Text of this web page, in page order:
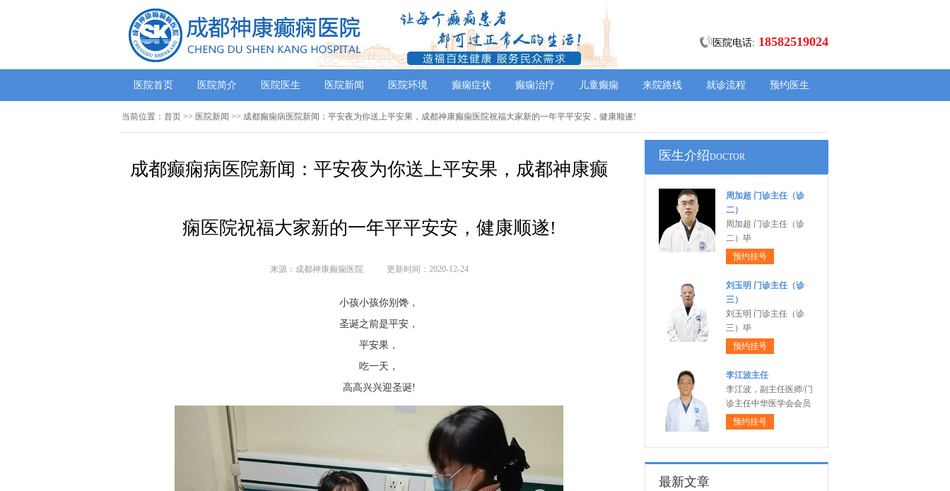
医院电话: 18582519024
医院首页 医院简介 医院医生 医院新闻 医院环境 癫痫症状 癫痫治疗 儿童癫痫 来院路线 就诊流程 预约医生
当前位置： 首页 >> 医院新闻 >> 成都癫痫病医院新闻：平安夜为你送上平安果，成都神康癫痫医院祝福大家新的一年平平安安，健康顺遂!
成都癫痫病医院新闻：平安夜为你送上平安果，成都神康癫
痫医院祝福大家新的一年平平安安，健康顺遂!
来源：成都神康癫痫医院 更新时间：2020-12-24
小孩小孩你别馋，
圣诞之前是平安，
平安果，
吃一天，
高高兴兴迎圣诞!
医生介绍DOCTOR
周加超 门诊主任（诊
二）
周加超 门诊主任（诊
二）毕
预约挂号
刘玉明 门诊主任（诊
三）
刘玉明 门诊主任（诊
三）毕
预约挂号
李江波主任
李江波，副主任医师/门
诊主任中华医学会会员
预约挂号
最新文章